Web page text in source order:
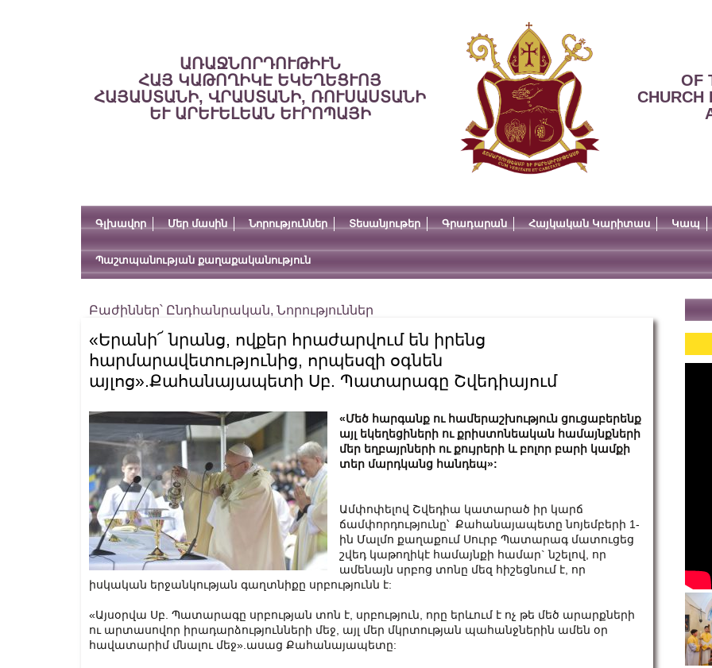
ԱՌԱՋՆՈՐԴՈՒԹԻՒՆ
ՀԱՅ ԿԱԹՈՂԻԿԷ ԵԿԵՂԵՑՒՈՅ
ՀԱՅԱՍՏԱՆԻ, ՎՐԱՍՏԱՆԻ, ՌՈՒՍԱՍՏԱՆԻ
ԵՒ ԱՐԵՒԵԼԵԱՆ ԵՒՐՈՊԱՅԻ
OF
CHURCH
Գլխավոր Մեր մասին Նորություններ Տեսանյութեր Գրադարան Հայկական Կարիտաս Կապ
Պաշտպանության քաղաքականություն
Բաժիններ՝ Ընդհանրական, Նորություններ
«Երանի՜ նրանց, ովքեր հրաժարվում են իրենց
հարմարավետությունից, որպեսզի օգնեն
այլոց».Քահանայապետի Սբ. Պատարագը Շվեդիայում
«Մեծ հարգանք ու համերաշխություն ցուցաբերենք
այլ եկեղեցիների ու քրիստոնեական համայնքների
մեր եղբայրների ու քույրերի և բոլոր բարի կամքի
տեր մարդկանց հանդեպ»:
Ամփոփելով Շվեդիա կատարած իր կարճ
ճամփորդությունը՝ Քահանայապետը նոյեմբերի 1-
ին Մալմո քաղաքում Սուրբ Պատարագ մատուցեց
շվեդ կաթողիկէ համայնքի համար` նշելով, որ
ամենայն սրբոց տոնը մեզ հիշեցնում է, որ
իսկական երջանկության գաղտնիքը սրբությունն է:
«Այսօրվա Սբ. Պատարագը սրբության տոն է, սրբություն, որը երևում է ոչ թե մեծ արարքների
ու արտասովոր իրադարձությունների մեջ, այլ մեր մկրտության պահանջներին ամեն օր
հավատարիմ մնալու մեջ».ասաց Քահանայապետը: